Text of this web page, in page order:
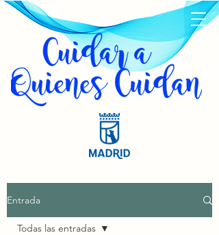
Entrada
Todas las entradas